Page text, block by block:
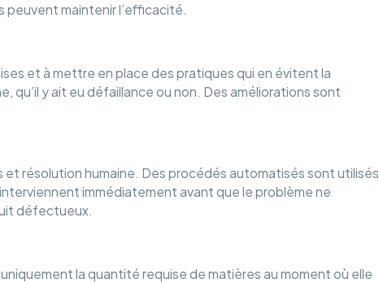
maintenir l’efficacité.
et à mettre en place des pratiques qui en évitent la
qu’il y ait eu défaillance ou non. Des améliorations sont
résolution humaine. Des procédés automatisés sont utilisés
immédiatement avant que le problème ne
défectueux.
la quantité requise de matières au moment où elle